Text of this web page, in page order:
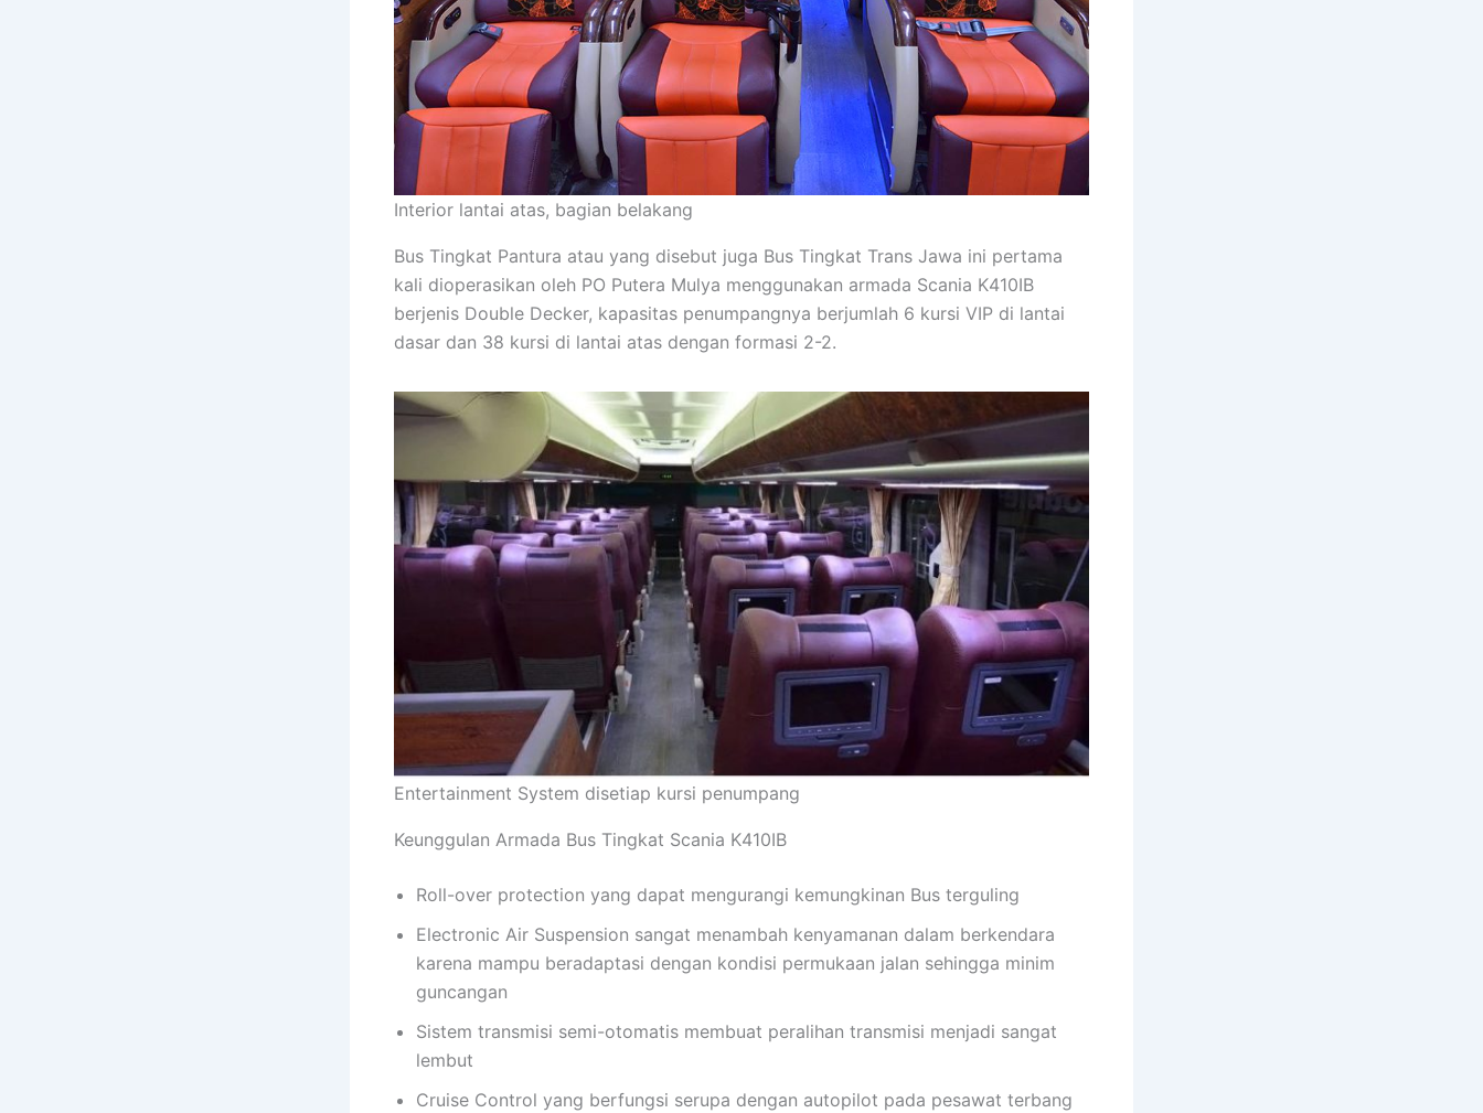
Interior lantai atas, bagian belakang
Bus Tingkat Pantura atau yang disebut juga Bus Tingkat Trans Jawa ini pertama
kali dioperasikan oleh PO Putera Mulya menggunakan armada Scania K410IB
berjenis Double Decker, kapasitas penumpangnya berjumlah 6 kursi VIP di lantai
dasar dan 38 kursi di lantai atas dengan formasi 2-2.
Entertainment System disetiap kursi penumpang
Keunggulan Armada Bus Tingkat Scania K410IB
Roll-over protection yang dapat mengurangi kemungkinan Bus terguling
Electronic Air Suspension sangat menambah kenyamanan dalam berkendara
karena mampu beradaptasi dengan kondisi permukaan jalan sehingga minim
guncangan
Sistem transmisi semi-otomatis membuat peralihan transmisi menjadi sangat
lembut
Cruise Control yang berfungsi serupa dengan autopilot pada pesawat terbang